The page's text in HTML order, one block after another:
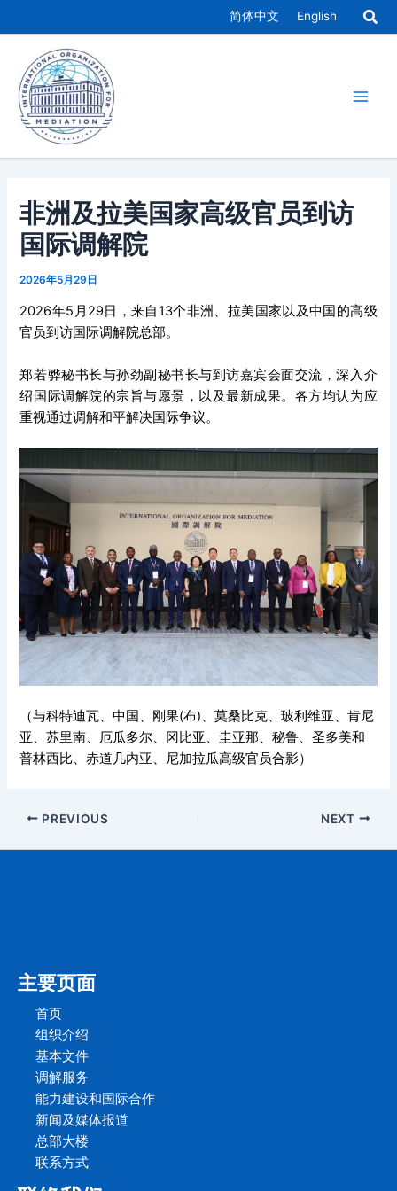
至
简体中文 English
非洲及拉美国家高级官员到访
国际调解院
2026年5月29日
2026年5月29日，来自13个非洲、拉美国家以及中国的高级
官员到访国际调解院总部。
郑若骅秘书长与孙劲副秘书长与到访嘉宾会面交流，深入介
绍国际调解院的宗旨与愿景，以及最新成果。各方均认为应
重视通过调解和平解决国际争议。
（与科特迪瓦、中国、刚果(布)、莫桑比克、玻利维亚、肯尼
亚、苏里南、厄瓜多尔、冈比亚、圭亚那、秘鲁、圣多美和
普林西比、赤道几内亚、尼加拉瓜高级官员合影）
PREVIOUS NEXT
主要页面
首页
组织介绍
基本文件
调解服务
能力建设和国际合作
新闻及媒体报道
总部大楼
联系方式